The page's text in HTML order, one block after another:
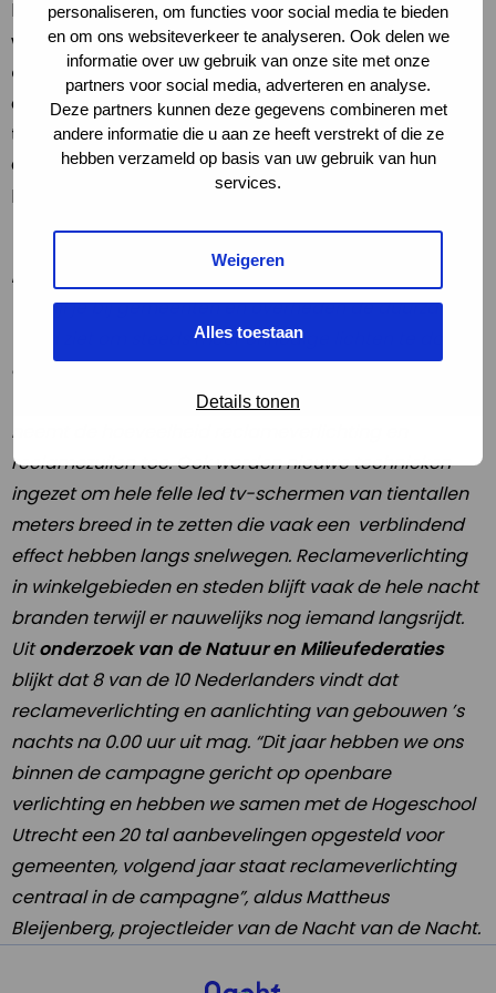
personaliseren, om functies voor social media te bieden
en om ons websiteverkeer te analyseren. Ook delen we
informatie over uw gebruik van onze site met onze
partners voor social media, adverteren en analyse.
Deze partners kunnen deze gegevens combineren met
andere informatie die u aan ze heeft verstrekt of die ze
hebben verzameld op basis van uw gebruik van hun
services.
Weigeren
Alles toestaan
Details tonen
komende jaren weer langzaam donkerder kan
worden. Veel gemeenten schakelen over op
duurzame led verlichtingen doven en dimmen die
daar waar dat mogelijk is. Dit bespaart gemeenten
tienduizenden tot honderdduizenden euro’s per jaar.
Ook dimt en dooft Rijkswaterstaat steeds vaker
lichten op (snel) wegen.
roet in het eten gooien.
Terwijl je bij gemeenten en overheden de duurzame
trend ziet om steeds meer onnodige lichten te doven
en te dimmen zie je bij reclameverlichting het
tegenovergestelde. Doordat licht ‘goedkoper’ wordt
neemt de hoeveelheid reclameverlichting en
reclamezuilen toe. Ook worden nieuwe technieken
ingezet om hele felle led tv-schermen van tientallen
meters breed in te zetten die vaak een verblindend
effect hebben langs snelwegen. Reclameverlichting
in winkelgebieden en steden blijft vaak de hele nacht
branden terwijl er nauwelijks nog iemand langsrijdt.
Uitonderzoek van de Natuur en Milieufederaties
blijkt dat 8 van de 10 Nederlanders vindt dat
reclameverlichting en aanlichting van gebouwen ’s
nachts na 0.00 uur uit mag. “Dit jaar hebben we ons
binnen de campagne gericht op openbare
verlichting en hebben we samen met de Hogeschool
Utrecht een 20 tal aanbevelingen opgesteld voor
gemeenten, volgend jaar staat reclameverlichting
centraal in de campagne”, aldus Mattheus
Bleijenberg, projectleider van de Nacht van de Nacht.